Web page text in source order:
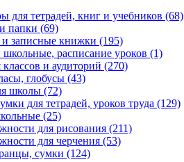
для тетрадей, книг и учебников (68)
папки (69)
записные книжки (195)
расписание уроков (1)
и аудиторий (270)
глобусы (43)
школы (72)
для тетрадей, уроков труда (129)
(25)
для рисования (211)
для черчения (53)
сумки (124)